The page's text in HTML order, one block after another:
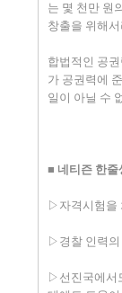
는 몇 천만 원
창출을 위해
합법적인 공
가 공권력에
일이 아닐 수
■ 네티즌 한줄
▷자격시험을
▷경찰 인력의
▷선진국에서